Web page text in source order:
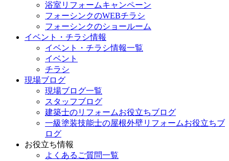
浴室リフォームキャンペーン
フォーシンクのWEBチラシ
フォーシンクのショールーム
イベント・チラシ情報
イベント・チラシ情報一覧
イベント
チラシ
現場ブログ
現場ブログ一覧
スタッフブログ
建築士のリフォームお役立ちブログ
一級塗装技能士の屋根外壁リフォームお役立ちブ
ログ
お役立ち情報
よくあるご質問一覧